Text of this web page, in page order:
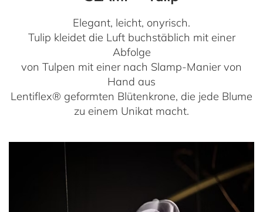
Elegant, leicht, onyrisch.
Tulip kleidet die Luft buchstäblich mit einer
Abfolge
von Tulpen mit einer nach Slamp-Manier von
Hand aus
Lentiflex® geformten Blütenkrone, die jede Blume
zu einem Unikat macht.